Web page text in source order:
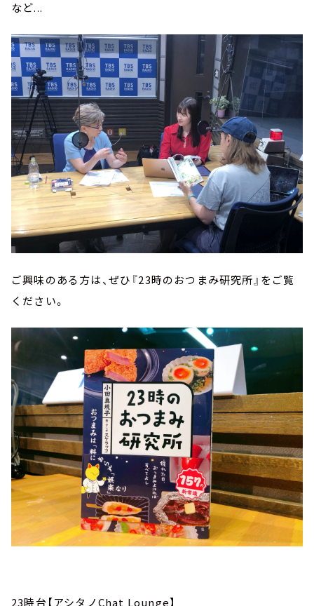
など...
ご興味のある方は、ぜひ『23時のおつまみ研究所』をご覧
ください。
23時台【アシタノChat Lounge】